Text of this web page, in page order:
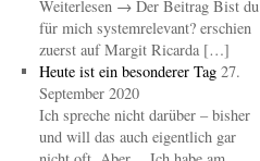
Weiterlesen → Der Beitrag Bist du
für mich systemrelevant? erschien
zuerst auf Margit Ricarda […]
Heute ist ein besonderer Tag 27.
September 2020
Ich spreche nicht darüber – bisher
und will das auch eigentlich gar